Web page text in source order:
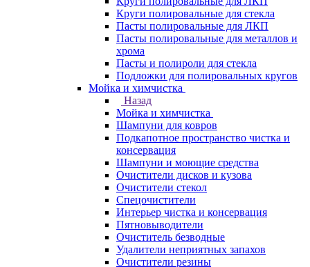
Круги полировальные для стекла
Пасты полировальные для ЛКП
Пасты полировальные для металлов и
хрома
Пасты и полироли для стекла
Подложки для полировальных кругов
Мойка и химчистка
Назад
Мойка и химчистка
Шампуни для ковров
Подкапотное пространство чистка и
консервация
Шампуни и моющие средства
Очистители дисков и кузова
Очистители стекол
Спецочистители
Интерьер чистка и консервация
Пятновыводители
Очиститель безводные
Удалители неприятных запахов
Очистители резины